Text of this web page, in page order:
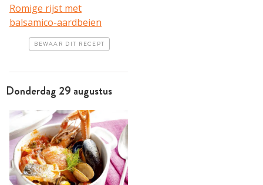
Romige rijst met
balsamico-aardbeien
BEWAAR DIT RECEPT
Donderdag 29 augustus